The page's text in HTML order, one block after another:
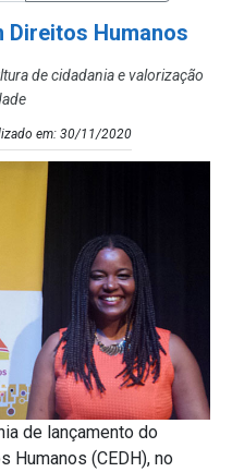
Direitos Humanos
de cidadania e valorização
em: 30/11/2020
de lançamento do
Humanos (CEDH), no